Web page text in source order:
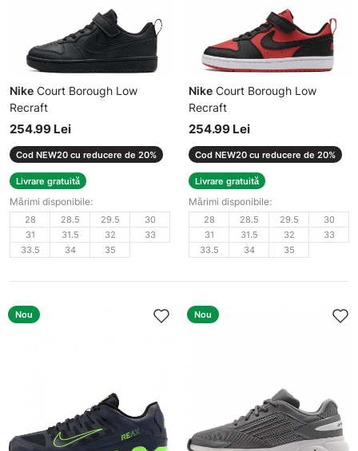
Nike Court Borough Low
Recraft
Teniși copii
254.99 Lei
Cod NEW20 cu reducere de 20%
Livrare gratuită
Mărimi disponibile:
28 28.5 29.5
30
31
31.5 32
33
33.5
34 35
Nike Court Borough Low
Recraft
Teniși copii
254.99 Lei
Cod NEW20 cu reducere de 20%
Livrare gratuită
Mărimi disponibile:
28 28.5 29.5
30
31
31.5 32
33
33.5
34 35
Nou Nou